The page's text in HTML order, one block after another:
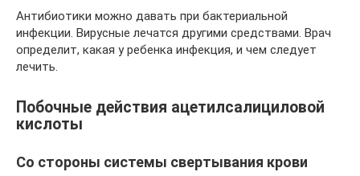
Антибиотики можно давать при бактериальной
инфекции. Вирусные лечатся другими средствами. Врач
определит, какая у ребенка инфекция, и чем следует
лечить.
Побочные действия ацетилсалициловой
кислоты
Со стороны системы свертывания крови